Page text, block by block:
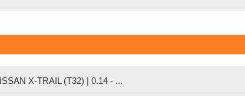
X-TRAIL (T32) | 0.14 - ...